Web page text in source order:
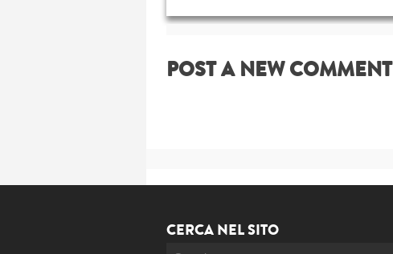
POST A NEW COMMENT
CERCA NEL SITO